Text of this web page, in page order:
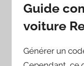
Guide
voiture
Générer un